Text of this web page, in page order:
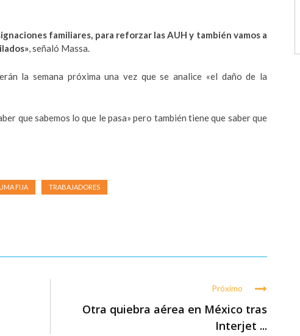
familiares, para reforzar las AUH y también vamos a
, señaló Massa.
la semana próxima una vez que se analice «el daño de la
que sabemos lo que le pasa» pero también tiene que saber que
FIJA TRABAJADORES
Próximo
Otra quiebra aérea en México tras
Interjet ...